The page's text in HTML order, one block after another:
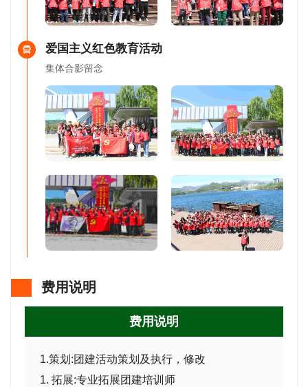
爱国主义红色教育活动
集体合影留念
费用说明
费用说明
1.策划 :团建活动策划及执行，修改
1. 拓展:专业拓展团建培训师